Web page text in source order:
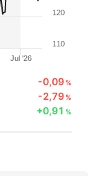
Jul '26
110
120
-0,09%
-2,79%
+0,91 %